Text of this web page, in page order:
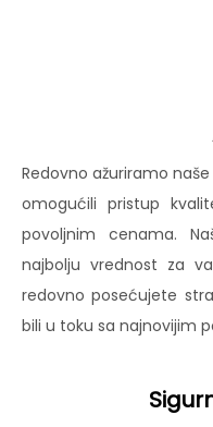
Redovno ažuriramo
omogućili pristup
povoljnim cenama.
najbolju vrednost za
redovno posećujete
bili u toku sa najnovijim